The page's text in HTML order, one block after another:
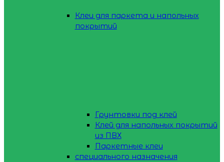
Клеи для паркета и напольных
покрытий
Грунтовки под клей
Клей для напольных покрытий
из ПВХ
Паркетные клеи
специального назначения